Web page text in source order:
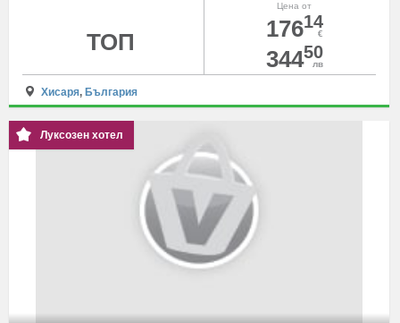
Цена от
17614
€
34450
лв
ТОП
Хисаря, България
Луксозен хотел